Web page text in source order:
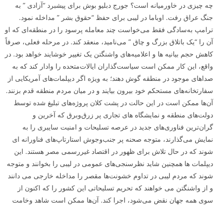
چه چیزی در خاورمیانه است؟ جورج دبلیو بوش برای پیشبرد “آزادی ” به
جنگ عراق رفت. اوباما در لیبی برای حفظ “حقوق بشر ” مداخله نمود.
ترامپ به‌سادگی فقط می‌خواست چند معامله پرسود را در منطقه‌ای که او
آن را “یک باتلاق بزرگ و چاق ” می‌نامید، منعقد کند. در مرحله فعلی، صرفاً
کاهش حجم بیانیه­ ها و اعلامیه‌های واشنگتن یک تغییر خوشایند خواهد بود. در
واقع، این کار ممکن است سیاست‌گذاران ایالات‌متحده را وادار کند که به
صداهای موجود در منطقه گوش دهند؛ به‌ ویژه اگر دیپلمات‌های آمریکایی از
سفارتخانه‌های مستحکم خود بیرون بیایند و در میان مردم منطقه قدم بزنند.
آن‌ها ممکن است در این حالت در پشت کلان پروژه‌های تبلیغ شده توسط
دولت‌های منطقه و نمایشگاه های تجاری پر زرق‌وبرق که آخرین و
گران‌ترین فناوری‌های جدید در عرصه تسلیحات و امنیت سایبری را به
نمایش می‌گذارند، متوجه صحنه پر جنب‌وجوش استارتاپ‌های فناورانه­ ای
شوند که در حال تلاش برای ظهور در اقتصاد غیررسمی مصر هستند. این
دیپلمات­ ها همچنین شاید نظرسنجی‌های عمومی در لیبی را بخوانند و متوجه
شوند که مردم لیبی در تداوم خشونت‌ها مقصر را مداخله خارجی می­ دانند
و از واشنگتن می­ خواهند که تحریم تسلیحاتی این کشور را که اکنون از
سوی همه جهان نقض می‌شود، اجرا کند. آن‌ها ممکن است شاهد وخامت